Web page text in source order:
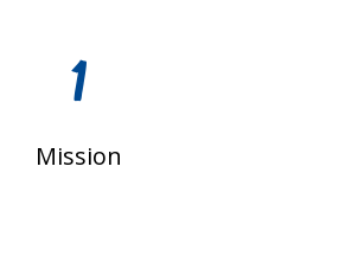
1
Mission